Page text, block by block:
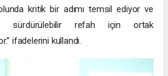
kritik bir adımı temsil ediyor ve
sürdürülebilir refah için ortak
ifadelerini kullandı.